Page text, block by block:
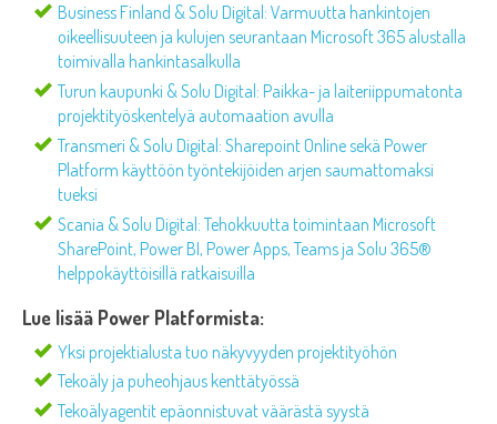
Business Finland & Solu Digital: Varmuutta hankintojen
oikeellisuuteen ja kulujen seurantaan Microsoft 365 alustalla
toimivalla hankintasalkulla
Turun kaupunki & Solu Digital: Paikka- ja laiteriippumatonta
projektityöskentelyä automaation avulla
Transmeri & Solu Digital: Sharepoint Online sekä Power
Platform käyttöön työntekijöiden arjen saumattomaksi
tueksi
Scania & Solu Digital: Tehokkuutta toimintaan Microsoft
SharePoint, Power BI, Power Apps, Teams ja Solu 365®
helppokäyttöisillä ratkaisuilla
Lue lisää Power Platformista:
Yksi projektialusta tuo näkyvyyden projektityöhön
Tekoäly ja puheohjaus kenttätyössä
Tekoälyagentit epäonnistuvat väärästä syystä